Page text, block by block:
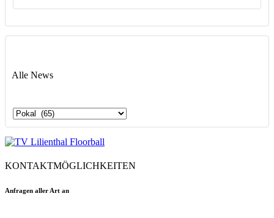
Alle News
Alle
KONTAKTMÖGLICHKEITEN
Anfragen aller Art an